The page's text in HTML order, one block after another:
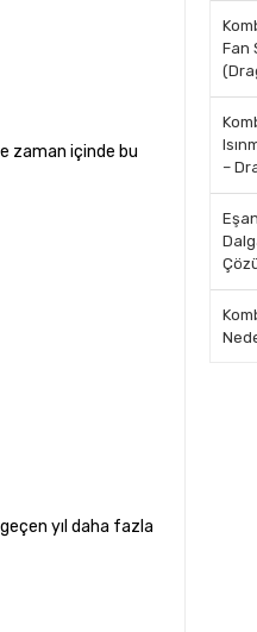
zaman içinde bu
yıl daha fazla
Fan
–